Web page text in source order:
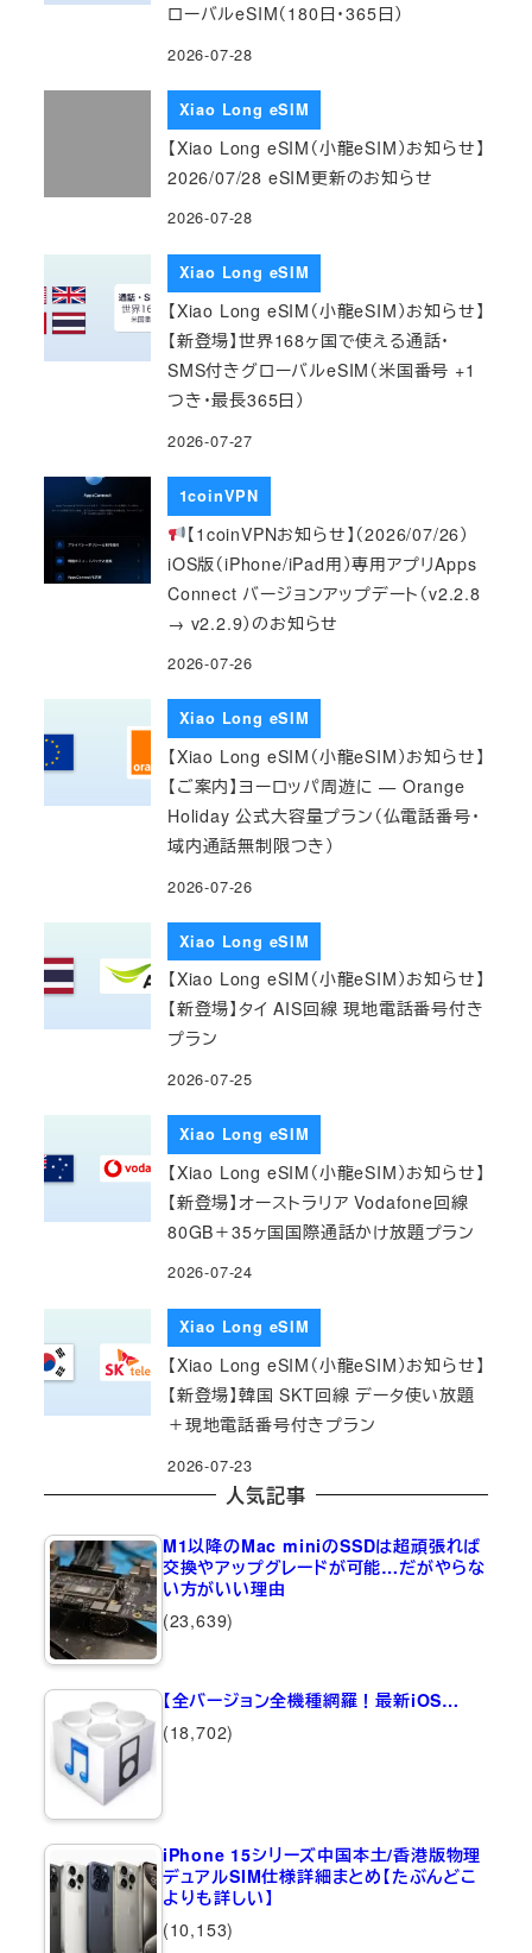
ローバルeSIM（180日・365日）
2026-07-28
Xiao Long eSIM
【Xiao Long eSIM（小龍eSIM）お知らせ】
2026/07/28 eSIM更新のお知らせ
2026-07-28
Xiao Long eSIM
【Xiao Long eSIM（小龍eSIM）お知らせ】
【新登場】世界168ヶ国で使える通話・
SMS付きグローバルeSIM（米国番号 +1
つき・最長365日）
2026-07-27
1coinVPN
【1coinVPNお知らせ】（2026/07/26）
iOS版（iPhone/iPad用）専用アプリApps
Connect バージョンアップデート（v2.2.8
→ v2.2.9）のお知らせ
2026-07-26
Xiao Long eSIM
【Xiao Long eSIM（小龍eSIM）お知らせ】
【ご案内】ヨーロッパ周遊に — Orange
Holiday 公式大容量プラン（仏電話番号・
域内通話無制限つき）
2026-07-26
Xiao Long eSIM
【Xiao Long eSIM（小龍eSIM）お知らせ】
【新登場】タイ AIS回線 現地電話番号付き
プラン
2026-07-25
Xiao Long eSIM
【Xiao Long eSIM（小龍eSIM）お知らせ】
【新登場】オーストラリア Vodafone回線
80GB＋35ヶ国国際通話かけ放題プラン
2026-07-24
Xiao Long eSIM
【Xiao Long eSIM（小龍eSIM）お知らせ】
【新登場】韓国 SKT回線 データ使い放題
＋現地電話番号付きプラン
2026-07-23
人気記事
M1以降のMac miniのSSDは超頑張れば
交換やアップグレードが可能…だがやらな
い方がいい理由
(23,639)
【全バージョン全機種網羅！最新iOS…
(18,702)
iPhone 15シリーズ中国本土/香港版物理
デュアルSIM仕様詳細まとめ【たぶんどこ
よりも詳しい】
(10,153)